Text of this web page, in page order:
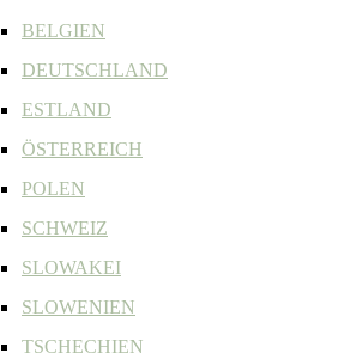
BELGIEN
DEUTSCHLAND
ESTLAND
ÖSTERREICH
POLEN
SCHWEIZ
SLOWAKEI
SLOWENIEN
TSCHECHIEN